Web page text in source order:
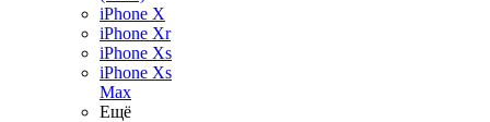
iPhone X
iPhone Xr
iPhone Xs
iPhone Xs
Max
Ещё